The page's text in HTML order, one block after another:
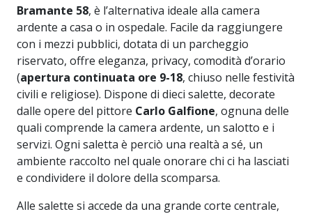
Bramante 58, è l’alternativa ideale alla camera
ardente a casa o in ospedale. Facile da raggiungere
con i mezzi pubblici, dotata di un parcheggio
riservato, offre eleganza, privacy, comodità d’orario
(apertura continuata ore 9-18, chiuso nelle festività
civili e religiose). Dispone di dieci salette, decorate
dalle opere del pittore Carlo Galfione, ognuna delle
quali comprende la camera ardente, un salotto e i
servizi. Ogni saletta è perciò una realtà a sé, un
ambiente raccolto nel quale onorare chi ci ha lasciati
e condividere il dolore della scomparsa.
Alle salette si accede da una grande corte centrale,